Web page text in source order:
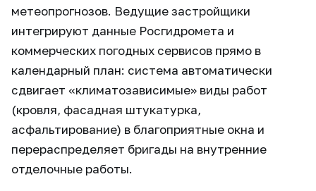
метеопрогнозов. Ведущие застройщики
интегрируют данные Росгидромета и
коммерческих погодных сервисов прямо в
календарный план: система автоматически
сдвигает «климатозависимые» виды работ
(кровля, фасадная штукатурка,
асфальтирование) в благоприятные окна и
перераспределяет бригады на внутренние
отделочные работы.